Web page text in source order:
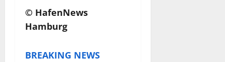
© HafenNews
Hamburg
BREAKING NEWS